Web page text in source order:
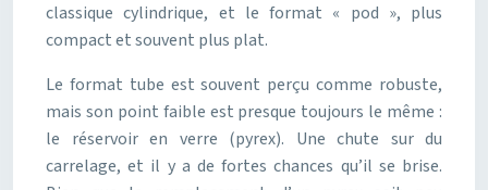
classique cylindrique, et le format « pod », plus
compact et souvent plus plat.
Le format tube est souvent perçu comme robuste,
mais son point faible est presque toujours le même :
le réservoir en verre (pyrex). Une chute sur du
carrelage, et il y a de fortes chances qu’il se brise.